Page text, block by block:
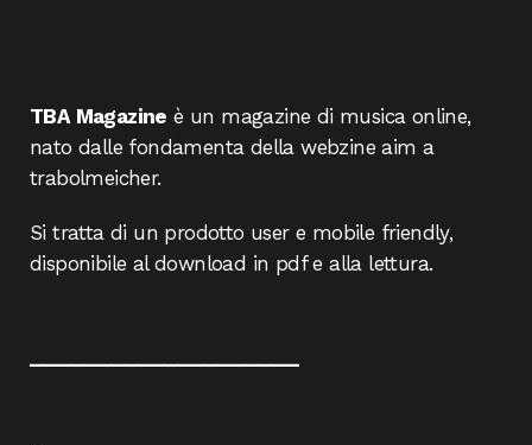
TBA Magazine è un magazine di musica online,
nato dalle fondamenta della webzine aim a
trabolmeicher.
Si tratta di un prodotto user e mobile friendly,
disponibile al download in pdf e alla lettura.